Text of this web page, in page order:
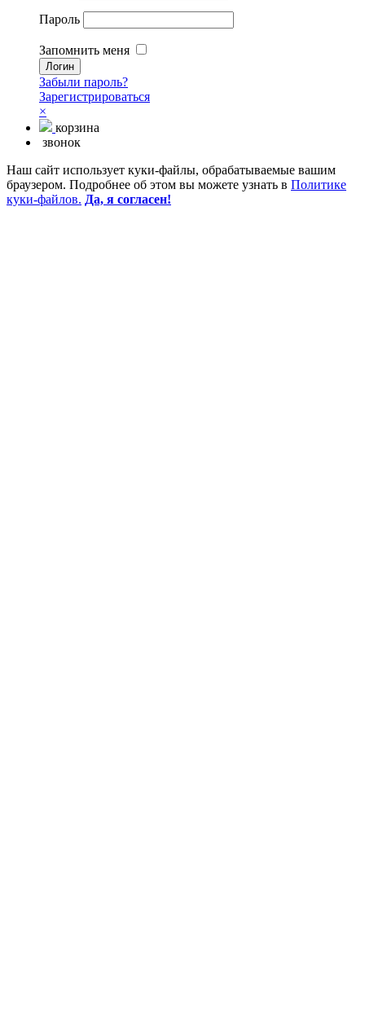
Пароль
Запомнить меня
Забыли пароль?
Зарегистрироваться
×
корзина
звонок
Наш сайт использует куки-файлы, обрабатываемые вашим
браузером. Подробнее об этом вы можете узнать в Политике
куки-файлов. Да, я согласен!